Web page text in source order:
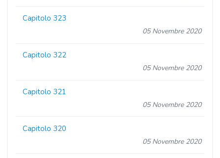
Capitolo 323
05 Novembre 2020
Capitolo 322
05 Novembre 2020
Capitolo 321
05 Novembre 2020
Capitolo 320
05 Novembre 2020